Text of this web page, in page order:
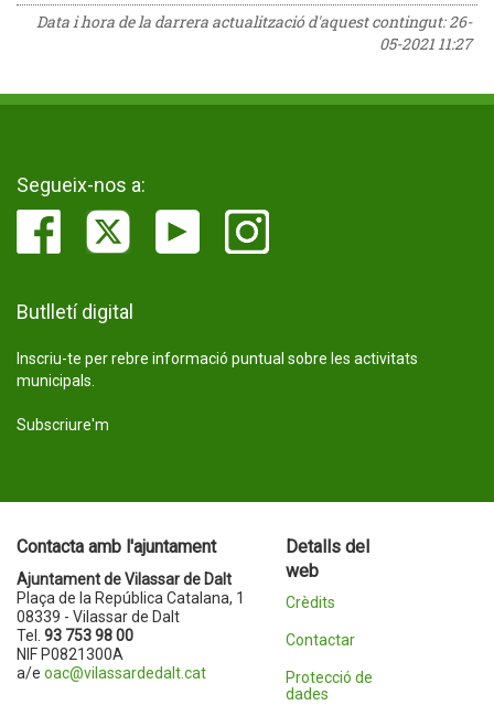
Data i hora de la darrera actualització d'aquest contingut:26-
05-2021 11:27
Segueix-nos a:
Butlletí digital
Inscriu-te per rebre informació puntual sobre les activitats
municipals.
Subscriure'm
Contacta amb l'ajuntament
Ajuntament de Vilassar de Dalt
Plaça de la República Catalana, 1
08339 - Vilassar de Dalt
Tel. 93 753 98 00
NIF P0821300A
a/e oac@vilassardedalt.cat
Detalls del
web
Crèdits
Contactar
Protecció de
dades